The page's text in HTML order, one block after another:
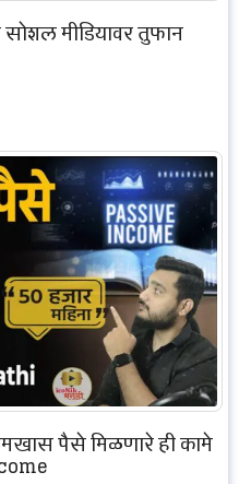
सोशल मीडियावर तुफान
पैसे मिळणारे ही कामे